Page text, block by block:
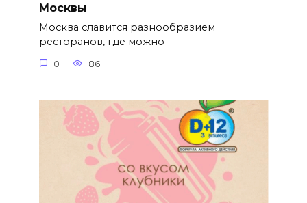
Москвы
Москва славится разнообразием
ресторанов, где можно
0 86